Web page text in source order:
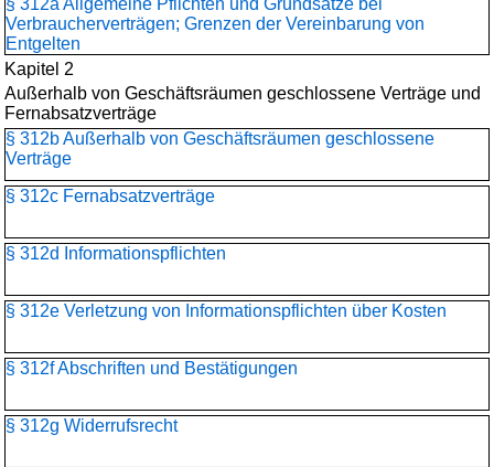
§ 312a Allgemeine Pflichten und Grundsätze bei
Verbraucherverträgen; Grenzen der Vereinbarung von
Entgelten
Kapitel 2
Außerhalb von Geschäftsräumen geschlossene Verträge und
Fernabsatzverträge
§ 312b Außerhalb von Geschäftsräumen geschlossene
Verträge
§ 312c Fernabsatzverträge
§ 312d Informationspflichten
§ 312e Verletzung von Informationspflichten über Kosten
§ 312f Abschriften und Bestätigungen
§ 312g Widerrufsrecht